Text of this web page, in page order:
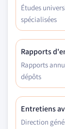
Études
spécialisées
Rapports
Rapports
dépôts
Entretiens
Direction